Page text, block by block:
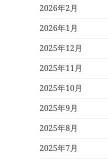
2026年2月
2026年1月
2025年12月
2025年11月
2025年10月
2025年9月
2025年8月
2025年7月